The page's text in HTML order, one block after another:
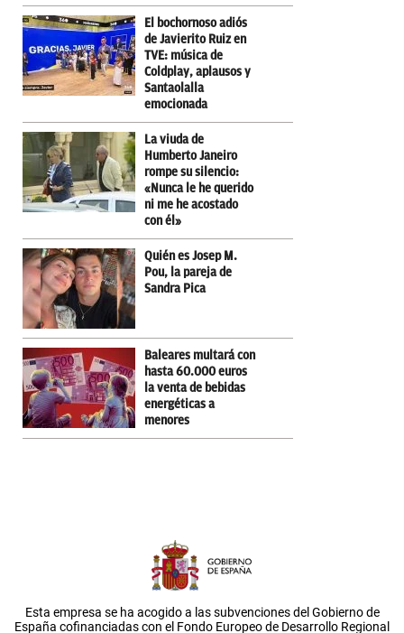
El bochornoso adiós
de Javierito Ruiz en
TVE: música de
Coldplay, aplausos y
Santaolalla
emocionada
La viuda de
Humberto Janeiro
rompe su silencio:
«Nunca le he querido
ni me he acostado
con él»
Quién es Josep M.
Pou, la pareja de
Sandra Pica
Baleares multará con
hasta 60.000 euros
la venta de bebidas
energéticas a
menores
Esta empresa se ha acogido a las subvenciones del Gobierno de
España cofinanciadas con el Fondo Europeo de Desarrollo Regional